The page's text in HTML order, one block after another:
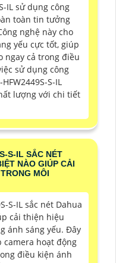
IL sử dụng công
toàn tin tưởng
nghệ này cho
yếu cực tốt, giúp
ngay cả trong điều
sử dụng công
S-IL
lượng với chi tiết
S-IL SẮC NÉT
NÀO GIÚP CẢI
MÔI
S-IL sắc nét Dahua
cải thiện hiệu
ánh sáng yếu. Đây
camera hoạt động
điều kiện ánh